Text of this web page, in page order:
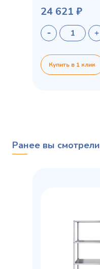
24 621 ₽
Купить в 1 клик
Ранее вы смотрели